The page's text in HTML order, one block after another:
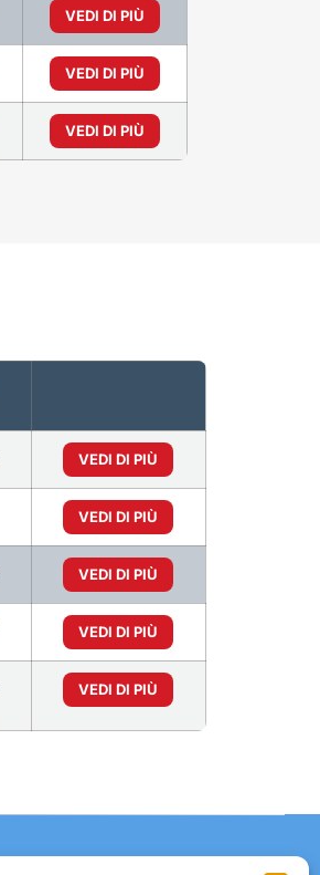
VEDI DI PIÙ
VEDI DI PIÙ
VEDI DI PIÙ
VEDI DI PIÙ
VEDI DI PIÙ
VEDI DI PIÙ
VEDI DI PIÙ
VEDI DI PIÙ